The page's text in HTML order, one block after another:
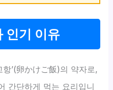
인기 이유
’(卵かけご飯)의 약자로,
간단하게 먹는 요리입니